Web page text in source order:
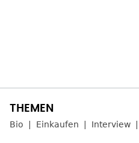
Bio Einkaufen Interview